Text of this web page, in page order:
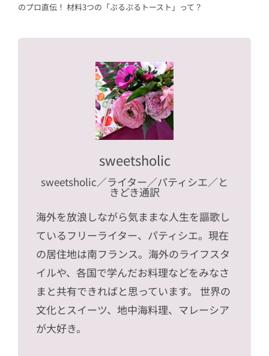
のプロ直伝！ 材料3つの「ぷるぷるトースト」って？
sweetsholic
sweetsholic／ライター／パティシエ／と
きどき通訳
海外を放浪しながら気ままな人生を謳歌し
ているフリーライター、パティシエ。現在
の居住地は南フランス。海外のライフスタ
イルや、各国で学んだお料理などをみなさ
まと共有できればと思っています。 世界の
文化とスイーツ、地中海料理、マレーシア
が大好き。